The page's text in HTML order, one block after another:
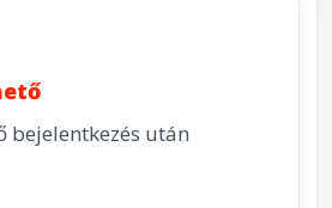
bejelentkezés után